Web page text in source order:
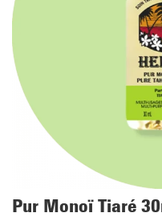
Pur Monoï Tiaré